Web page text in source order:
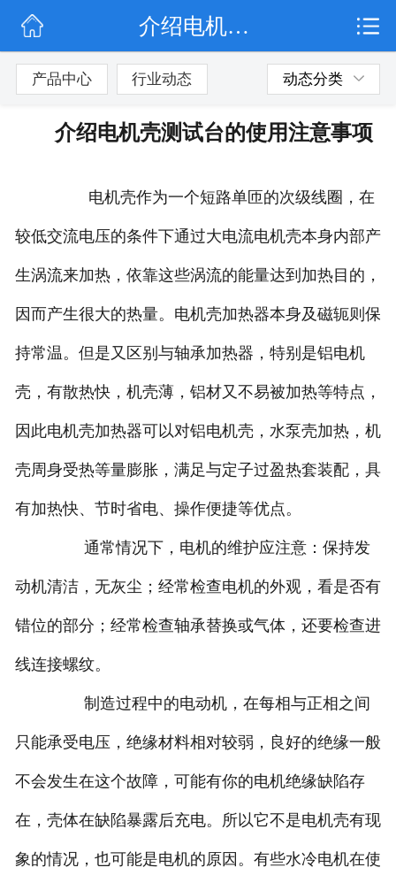
行业动态
介绍电机壳测试台的使用注意事项
产品中心 行业动态 动态分类
介绍电机壳测试台的使用注意事项
电机壳作为一个短路单匝的次级线圈，在
较低交流电压的条件下通过大电流电机壳本身内部产
生涡流来加热，依靠这些涡流的能量达到加热目的，
因而产生很大的热量。电机壳加热器本身及磁轭则保
持常温。但是又区别与轴承加热器，特别是铝电机
壳，有散热快，机壳薄，铝材又不易被加热等特点，
因此电机壳加热器可以对铝电机壳，水泵壳加热，机
壳周身受热等量膨胀，满足与定子过盈热套装配，具
有加热快、节时省电、操作便捷等优点。
通常情况下，电机的维护应注意：保持发
动机清洁，无灰尘；经常检查电机的外观，看是否有
错位的部分；经常检查轴承替换或气体，还要检查进
线连接螺纹。
制造过程中的电动机，在每相与正相之间
只能承受电压，绝缘材料相对较弱，良好的绝缘一般
不会发生在这个故障，可能有你的电机绝缘缺陷存
在，壳体在缺陷暴露后充电。所以它不是电机壳有现
象的情况，也可能是电机的原因。有些水冷电机在使